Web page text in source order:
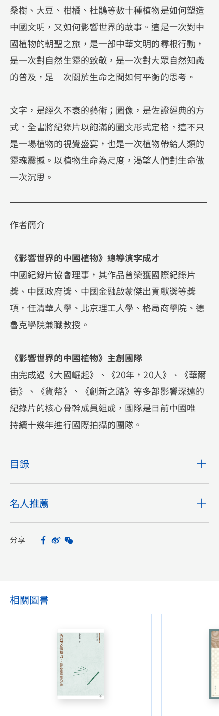
桑樹、大豆、柑橘、杜鵑等數十種植物是如何塑造
中國文明，又如何影響世界的故事。這是一次對中
國植物的朝聖之旅，是一部中華文明的尋根行動，
是一次對自然生靈的致敬，是一次對大眾自然知識
的普及，是一次關於生命之間如何平衡的思考。
文字，是經久不衰的藝術；圖像，是佐證經典的方
式。全書將紀錄片以飽滿的圖文形式定格，這不只
是一場植物的視覺盛宴，也是一次植物帶給人類的
靈魂震撼。以植物生命為尺度，渴望人們對生命做
一次沉思。
作者簡介
《影響世界的中國植物》總導演李成才
中國紀錄片協會理事，其作品曾榮獲國際紀錄片
獎、中國政府獎、中國金融啟蒙傑出貢獻獎等獎
項，任清華大學、北京理工大學、格局商學院、德
魯克學院兼職教授。
《影響世界的中國植物》主創團隊
由完成過《大國崛起》、《20年，20人》、《華爾
街》、《貨幣》、《創新之路》等多部影響深遠的
紀錄片的核心骨幹成員組成，團隊是目前中國唯—
持續十幾年進行國際拍攝的團隊。
目錄
名人推薦
分享 Facebook
Sina Weibo
WeChat
相關圖書